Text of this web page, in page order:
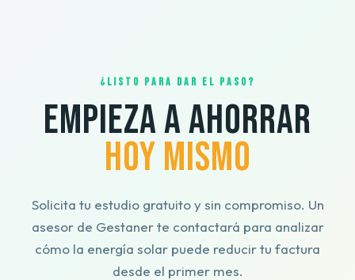
¿LISTO PARA DAR EL PASO?
EMPIEZA A AHORRAR
HOY MISMO
Solicita tu estudio gratuito y sin compromiso. Un
asesor de Gestaner te contactará para analizar
cómo la energía solar puede reducir tu factura
desde el primer mes.